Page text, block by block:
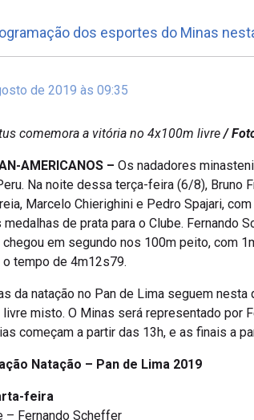
dos esportes do Minas
de 2019 às 09:35
comemora a vitória no 4x100m livre /
AMERICANOS – Os nadadores
Na noite dessa terça-feira (6/8), Bruno
Marcelo Chierighini e Pedro Spajari,
medalhas de prata para o Clube.
em segundo nos 100m peito, com
o tempo de 4m12s79.
da natação no Pan de Lima seguem
livre misto. O Minas será representado por
começam a partir das 13h, e as finais a
Natação – Pan de Lima 2019
feira
– Fernando Scheffer